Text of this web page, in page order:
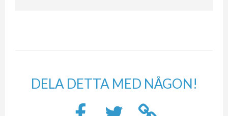
DELA DETTA MED NÅGON!